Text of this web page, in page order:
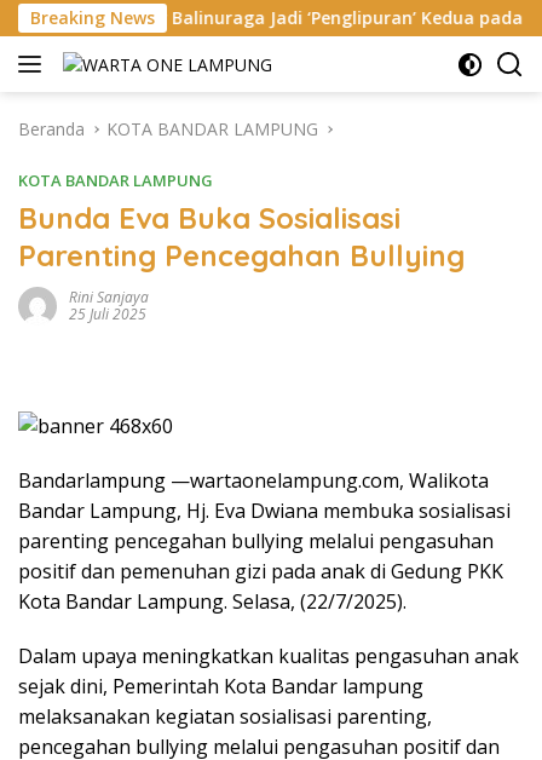
Langsung
ke
konten
Breaking NewsJadi ‘Penglipuran’ Kedua pada 2027
Beranda KOTA BANDAR LAMPUNG
KOTA BANDAR LAMPUNG
Bunda Eva Buka Sosialisasi
Parenting Pencegahan Bullying
Rini Sanjaya
25 Juli 2025
Bandarlampung —wartaonelampung.com, Walikota
Bandar Lampung, Hj. Eva Dwiana membuka sosialisasi
parenting pencegahan bullying melalui pengasuhan
positif dan pemenuhan gizi pada anak di Gedung PKK
Kota Bandar Lampung. Selasa, (22/7/2025).
Dalam upaya meningkatkan kualitas pengasuhan anak
sejak dini, Pemerintah Kota Bandar lampung
melaksanakan kegiatan sosialisasi parenting,
pencegahan bullying melalui pengasuhan positif dan